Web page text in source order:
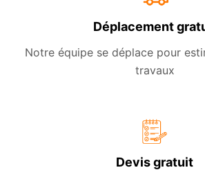
Déplacement
Notre équipe se déplace pour
travaux
Devis gratuit